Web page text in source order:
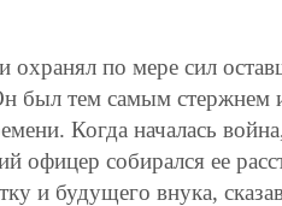
охранял по мере сил
был тем самым стержнем
Когда началась
офицер собирался ее
и будущего внука,